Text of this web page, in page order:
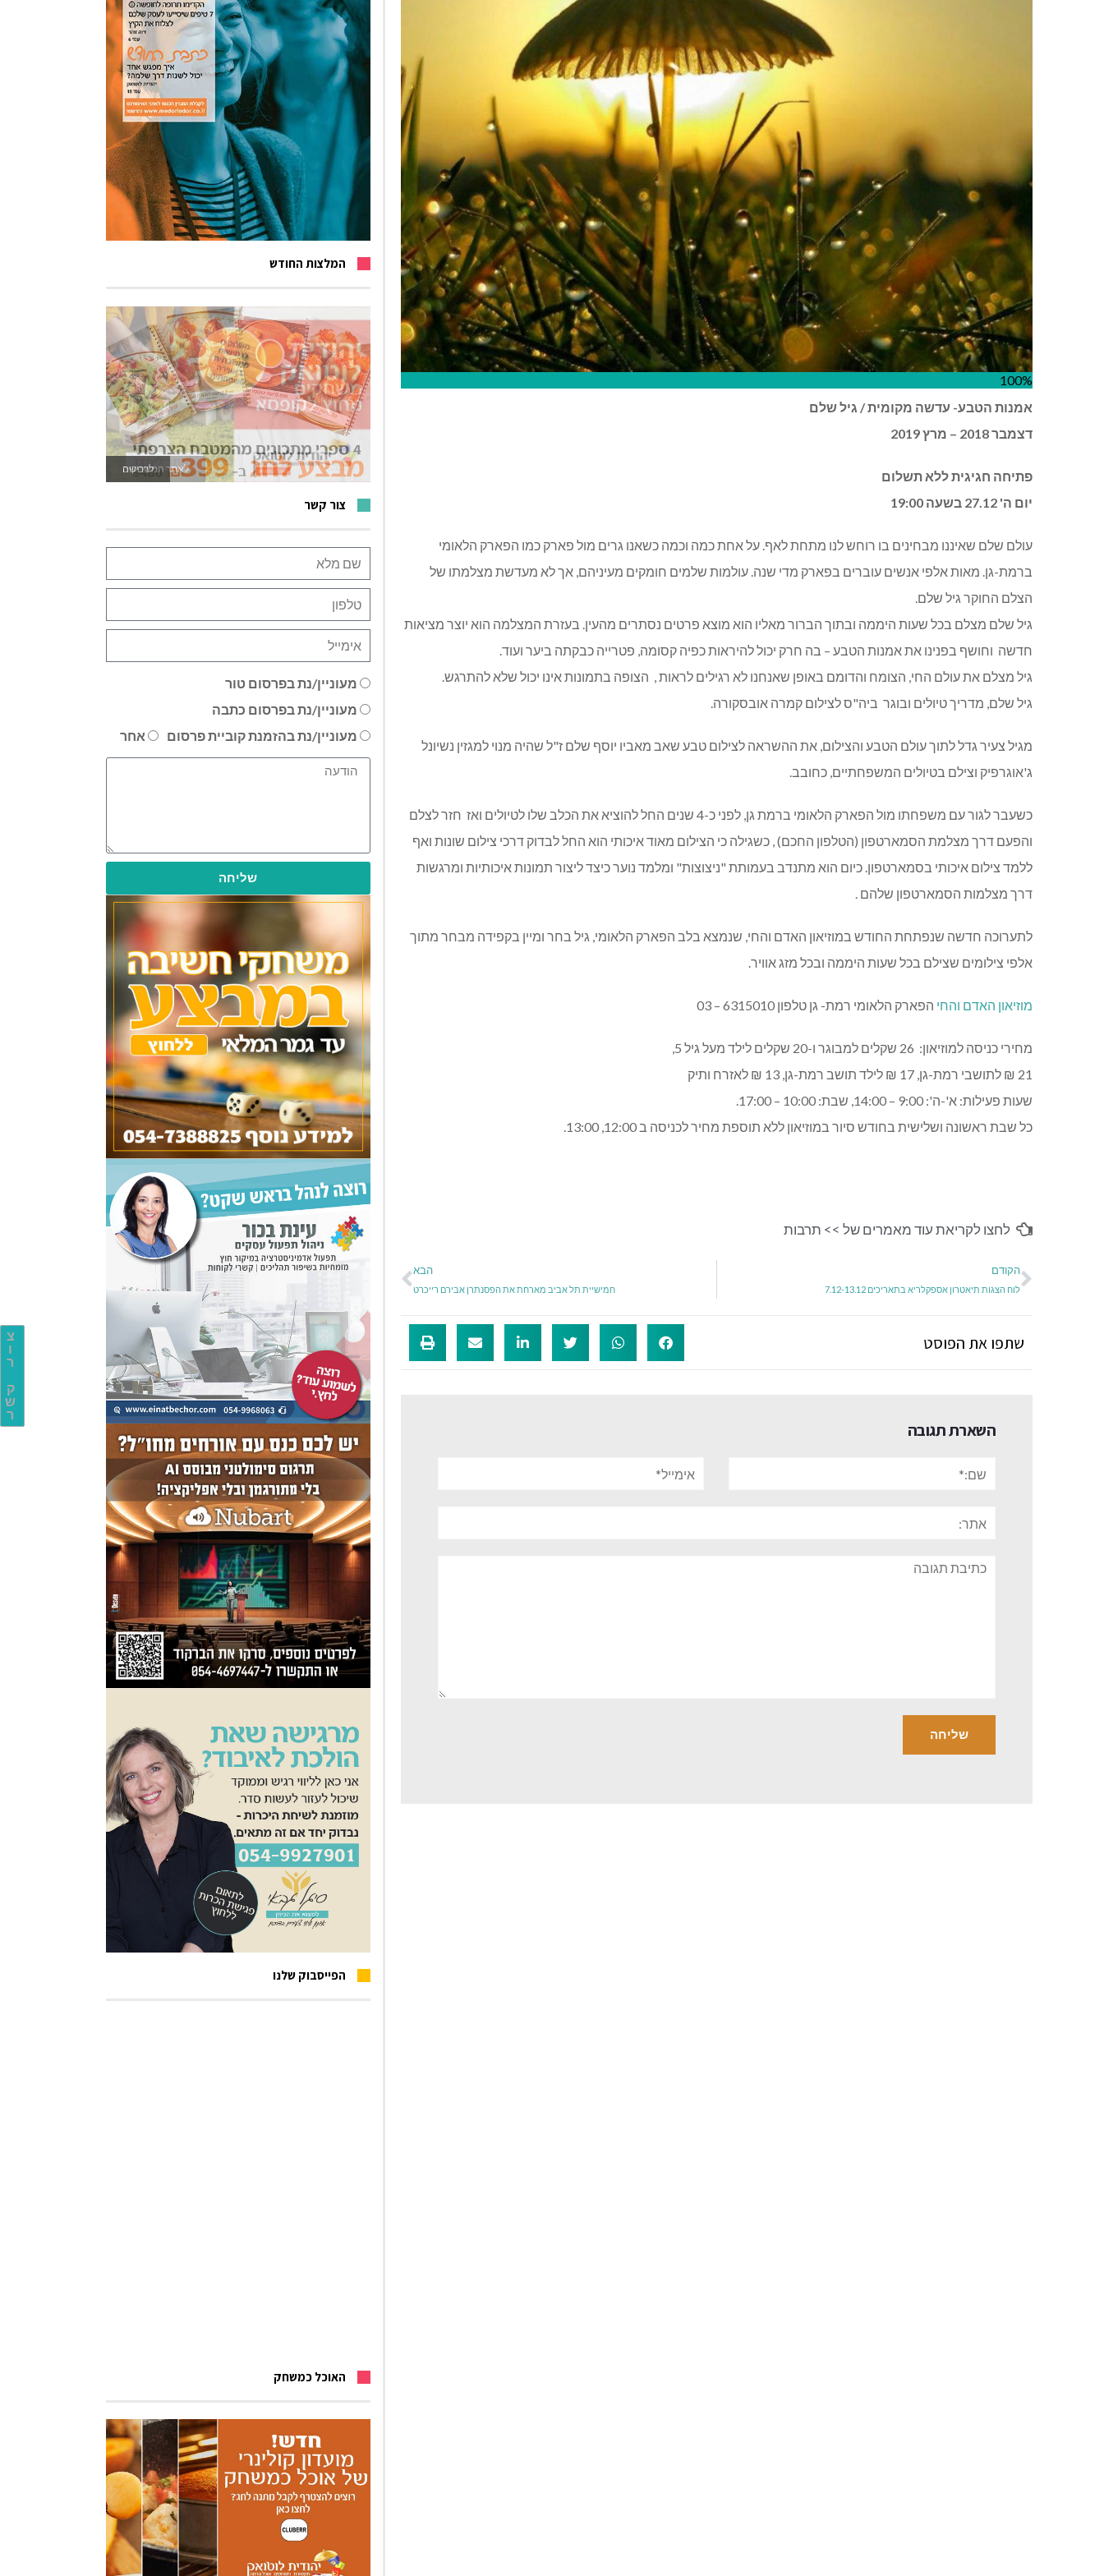
צ
ו
ר
ק
ש
ר
100%
אמנות הטבע- עדשה מקומית / גיל שלם
דצמבר 2018 – מרץ 2019
פתיחה חגיגית ללא תשלום
יום ה' 27.12 בשעה 19:00
עולם שלם שאיננו מבחינים בו רוחש לנו מתחת לאף. על אחת כמה וכמה כשאנו גרים מול פארק כמו הפארק הלאומי
ברמת-גן. מאות אלפי אנשים עוברים בפארק מדי שנה. עולמות שלמים חומקים מעיניהם, אך לא מעדשת מצלמתו של
הצלם החוקר גיל שלם.
גיל שלם מצלם בכל שעות היממה ובתוך הברור מאליו הוא מוצא פרטים נסתרים מהעין. בעזרת המצלמה הוא יוצר מציאות
חדשה וחושף בפנינו את אמנות הטבע – בה חרק יכול להיראות כפיה קסומה, פטרייה כבקתה ביער ועוד.
גיל מצלם את עולם החי, הצומח והדומם באופן שאנחנו לא רגילים לראות , הצופה בתמונות אינו יכול שלא להתרגש.
גיל שלם, מדריך טיולים ובוגר ביה"ס לצילום קמרה אובסקורה.
מגיל צעיר גדל לתוך עולם הטבע והצילום, את ההשראה לצילום טבע שאב מאביו יוסף שלם ז"ל שהיה מנוי למגזין נשיונל
ג'אוגרפיק וצילם בטיולים המשפחתיים, כחובב.
כשעבר לגור עם משפחתו מול הפארק הלאומי ברמת גן, לפני כ-4 שנים החל להוציא את הכלב שלו לטיולים ואז חזר לצלם
והפעם דרך מצלמת הסמארטפון (הטלפון החכם) , כשגילה כי הצילום מאוד איכותי הוא החל לבדוק דרכי צילום שונות ואף
ללמד צילום איכותי בסמארטפון. כיום הוא מתנדב בעמותת "ניצוצות" ומלמד נוער כיצד ליצור תמונות איכותיות ומרגשות
דרך מצלמות הסמארטפון שלהם .
לתערוכה חדשה שנפתחת החודש במוזיאון האדם והחי, שנמצא בלב הפארק הלאומי, גיל בחר ומיין בקפידה מבחר מתוך
אלפי צילומים שצילם בכל שעות היממה ובכל מזג אוויר.
מוזיאון האדם והחי הפארק הלאומי רמת- גן טלפון 6315010 – 03
מחירי כניסה למוזיאון: 26 שקלים למבוגר ו-20 שקלים לילד מעל גיל 5,
21 ₪ לתושבי רמת-גן, 17 ₪ לילד תושב רמת-גן, 13 ₪ לאזרח ותיק
שעות פעילות: א'-ה': 9:00 – 14:00, שבת: 10:00 – 17:00.
כל שבת ראשונה ושלישית בחודש סיור במוזיאון ללא תוספת מחיר לכניסה ב 12:00, 13:00.
לחצו לקריאת עוד מאמרים של >> תרבות
הקודם
לוח הצגות תיאטרון אספקלריא בתאריכים 7.12-13.12
הבא
חמישיית תל אביב מארחת את הפסנתרן אבירם רייכרט
שתפו את הפוסט
השארת תגובה
תגובה
המלצות החודש
לרכישה
צור קשר
מעוניין/נת בפרסום טור
מעוניין/נת בפרסום כתבה
מעוניין/נת בהזמנת קוביית פרסום
אחר
שליחה
הפייסבוק שלנו
האוכל כמשחק